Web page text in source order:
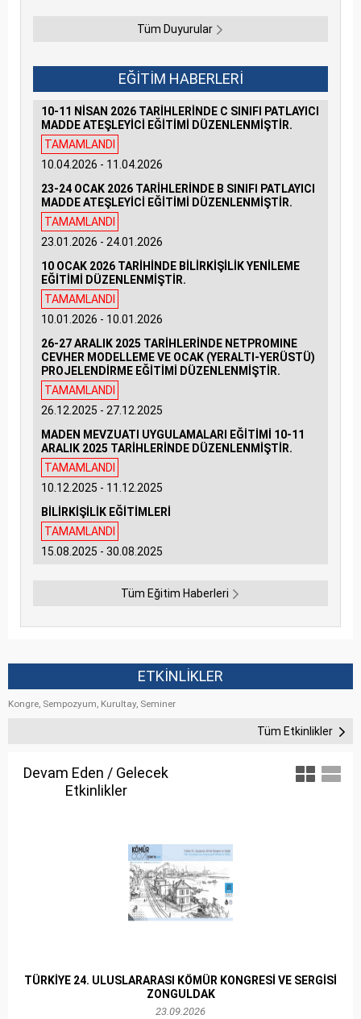
Tüm Duyurular
EĞİTİM HABERLERİ
10-11 NİSAN 2026 TARİHLERİNDE C SINIFI PATLAYICI
MADDE ATEŞLEYİCİ EĞİTİMİ DÜZENLENMİŞTİR.
TAMAMLANDI
10.04.2026 - 11.04.2026
23-24 OCAK 2026 TARİHLERİNDE B SINIFI PATLAYICI
MADDE ATEŞLEYİCİ EĞİTİMİ DÜZENLENMİŞTİR.
TAMAMLANDI
23.01.2026 - 24.01.2026
10 OCAK 2026 TARİHİNDE BİLİRKİŞİLİK YENİLEME
EĞİTİMİ DÜZENLENMİŞTİR.
TAMAMLANDI
10.01.2026 - 10.01.2026
26-27 ARALIK 2025 TARİHLERİNDE NETPROMINE
CEVHER MODELLEME VE OCAK (YERALTI-YERÜSTÜ)
PROJELENDİRME EĞİTİMİ DÜZENLENMİŞTİR.
TAMAMLANDI
26.12.2025 - 27.12.2025
MADEN MEVZUATI UYGULAMALARI EĞİTİMİ 10-11
ARALIK 2025 TARİHLERİNDE DÜZENLENMİŞTİR.
TAMAMLANDI
10.12.2025 - 11.12.2025
BİLİRKİŞİLİK EĞİTİMLERİ
TAMAMLANDI
15.08.2025 - 30.08.2025
Tüm Eğitim Haberleri
ETKİNLİKLER
Kongre, Sempozyum, Kurultay, Seminer
Tüm Etkinlikler
Devam Eden / Gelecek
Etkinlikler
TÜRKİYE 24. ULUSLARARASI KÖMÜR KONGRESİ VE SERGİSİ
ZONGULDAK
23.09.2026